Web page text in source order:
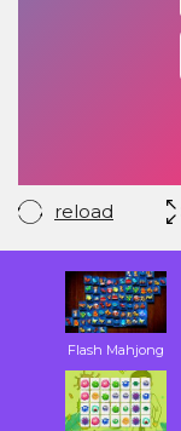
reload
Flash Mahjong